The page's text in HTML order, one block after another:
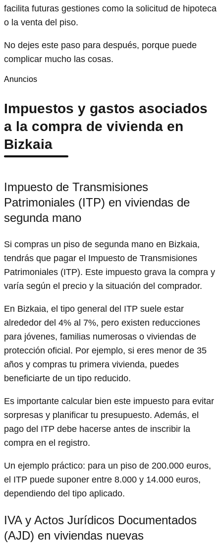
facilita futuras gestiones como la solicitud de hipoteca
o la venta del piso.
No dejes este paso para después, porque puede
complicar mucho las cosas.
Anuncios
Impuestos y gastos asociados
a la compra de vivienda en
Bizkaia
Impuesto de Transmisiones
Patrimoniales (ITP) en viviendas de
segunda mano
Si compras un piso de segunda mano en Bizkaia,
tendrás que pagar el Impuesto de Transmisiones
Patrimoniales (ITP). Este impuesto grava la compra y
varía según el precio y la situación del comprador.
En Bizkaia, el tipo general del ITP suele estar
alrededor del 4% al 7%, pero existen reducciones
para jóvenes, familias numerosas o viviendas de
protección oficial. Por ejemplo, si eres menor de 35
años y compras tu primera vivienda, puedes
beneficiarte de un tipo reducido.
Es importante calcular bien este impuesto para evitar
sorpresas y planificar tu presupuesto. Además, el
pago del ITP debe hacerse antes de inscribir la
compra en el registro.
Un ejemplo práctico: para un piso de 200.000 euros,
el ITP puede suponer entre 8.000 y 14.000 euros,
dependiendo del tipo aplicado.
IVA y Actos Jurídicos Documentados
(AJD) en viviendas nuevas